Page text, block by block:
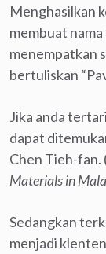
Menghasilkan
membuat
menempatkan
bertuliskan
Jika anda
dapat
Chen Tieh-fan.
Materials in
Sedangkan
menjadi